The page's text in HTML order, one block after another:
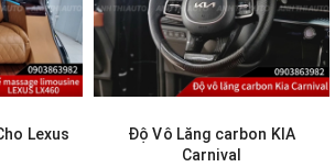
Lexus
Độ Vô Lăng carbon KIA
Carnival